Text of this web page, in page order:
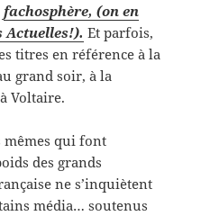
fachosphère, (on en
Actuelles!). Et parfois,
titres en référence à la
grand soir, à la
Voltaire.
mêmes qui font
des grands
ne s’inquiètent
média… soutenus